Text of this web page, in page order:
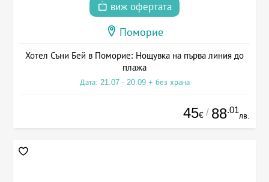
виж офертата
Поморие
Хотел Съни Бей в Поморие: Нощувка на първа линия до
плажа
Дата: 21.07 - 20.09 + без храна
45€ / 88.01
лв.